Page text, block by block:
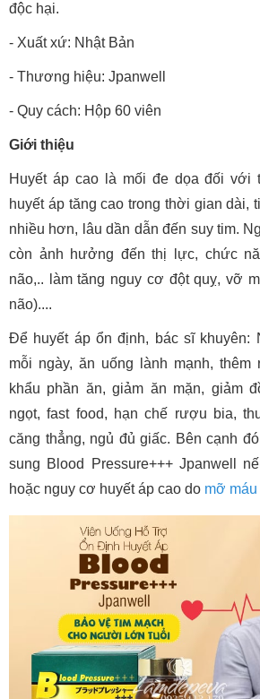
độc hại.
- Xuất xứ: Nhật Bản
- Thương hiệu: Jpanwell
- Quy cách: Hộp 60 viên
Giới thiệu
Huyết áp cao là mối đe dọa đối với
huyết áp tăng cao trong thời gian dài,
nhiều hơn, lâu dần dẫn đến suy tim.
còn ảnh hưởng đến thị lực, chức
não,.. làm tăng nguy cơ đột quỵ, vỡ
não)....
Để huyết áp ổn định, bác sĩ khuyên:
mỗi ngày, ăn uống lành mạnh, thêm
khẩu phần ăn, giảm ăn mặn, giảm
ngọt, fast food, hạn chế rượu bia,
căng thẳng, ngủ đủ giấc. Bên cạnh
sung Blood Pressure+++ Jpanwell
hoặc nguy cơ huyết áp cao do mỡ máu